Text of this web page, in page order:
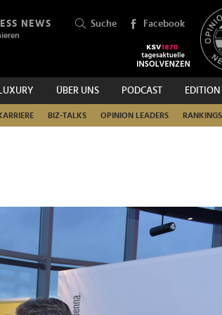
NEWS Suche Facebook
LUXURY ÜBER UNS PODCAST EDITION
BIZ-TALKS OPINION LEADERS RANKINGS
SUCHEN